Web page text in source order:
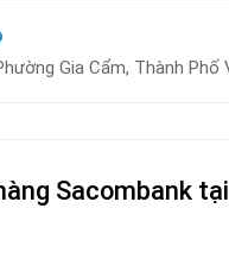
Gia Cẩm, Thành Phố
Sacombank